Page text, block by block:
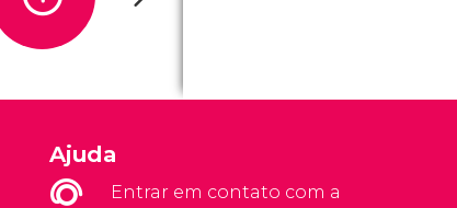
Ajuda
Entrar em contato com a